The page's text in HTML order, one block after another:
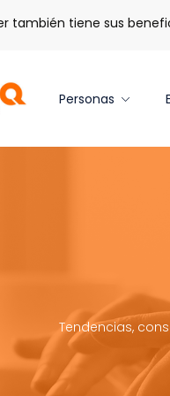
tiene sus beneficios.
Personas
Tendencias,